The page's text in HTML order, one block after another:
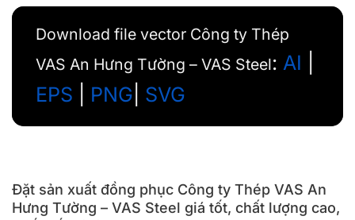
Download file vector Công ty Thép
VAS An Hưng Tường – VAS Steel: AI
EPS
PNG SVG
Đặt sản xuất đồng phục Công ty Thép VAS An
Hưng Tường – VAS Steel giá tốt, chất lượng cao,